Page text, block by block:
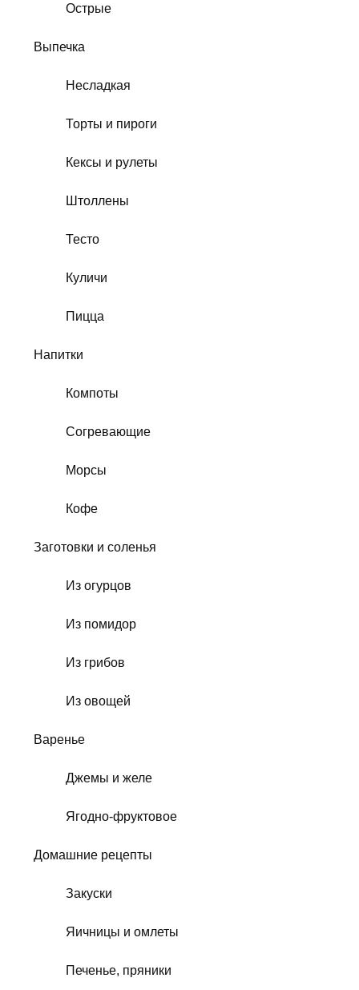
Острые
Выпечка
Несладкая
Торты и пироги
Кексы и рулеты
Штоллены
Тесто
Куличи
Пицца
Напитки
Компоты
Согревающие
Морсы
Кофе
Заготовки и соленья
Из огурцов
Из помидор
Из грибов
Из овощей
Варенье
Джемы и желе
Ягодно-фруктовое
Домашние рецепты
Закуски
Яичницы и омлеты
Печенье, пряники